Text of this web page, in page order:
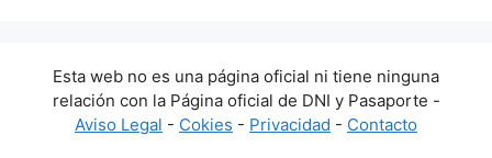
Esta web no es una página oficial ni tiene ninguna
relación con la Página oficial de DNI y Pasaporte -
Aviso Legal - Cokies - Privacidad - Contacto